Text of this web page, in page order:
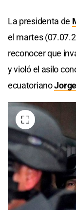
La presidenta de
el martes
reconocer que
y violó el asilo
ecuatoriano